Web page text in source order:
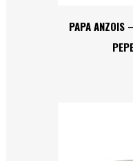
PAPA ANZOIS